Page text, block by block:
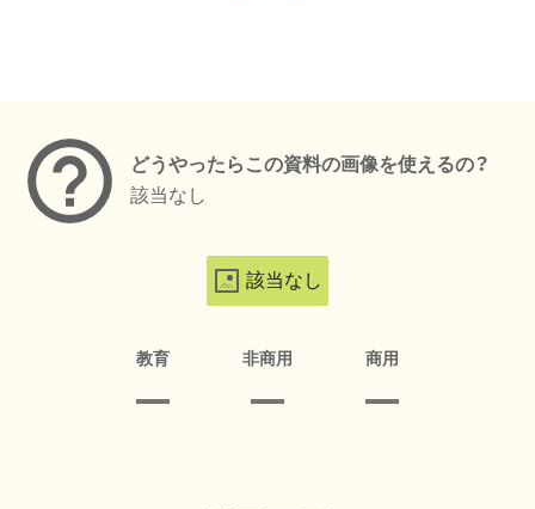
どうやったらこの資料の画像を使えるの？
該当なし
該当なし
教育 非商用 商用